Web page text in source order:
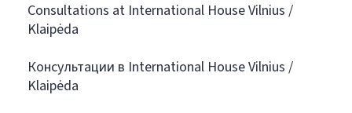
Consultations at International House Vilnius /
Klaipėda
Консультации в International House Vilnius /
Klaipėda